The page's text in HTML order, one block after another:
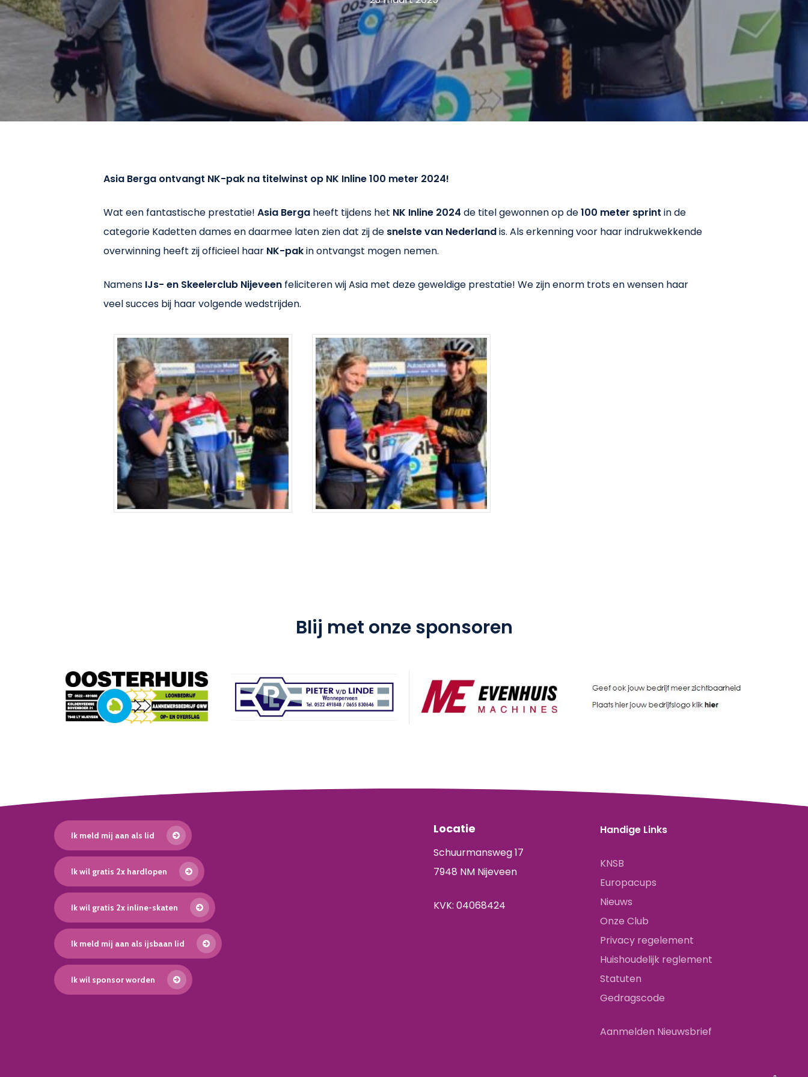
Asia Berga ontvangt NK-pak na titelwinst op NK Inline 100 meter 2024!
Wat een fantastische prestatie! Asia Berga heeft tijdens het NK Inline 2024 de titel gewonnen op de100 meter sprint in de
categorie Kadetten dames en daarmee laten zien dat zij de snelste van Nederlandis. Als erkenning voor haar indrukwekkende
overwinning heeft zij officieel haar NK-pakin ontvangst mogen nemen.
Namens IJs- en Skeelerclub Nijeveen feliciteren wij Asia met deze geweldige prestatie! We zijn enorm trots en wensen haar
veel succes bij haar volgende wedstrijden.
Blij met onze sponsoren
Ik meld mij aan als lid
Ik wil gratis 2x hardlopen
Ik wil gratis 2x inline-skaten
Ik meld mij aan als ijsbaan lid
Ik wil sponsor worden
Locatie
Schuurmansweg 17
7948 NM Nijeveen
KVK: 04068424
Handige Links
KNSB
Europacups
Nieuws
Onze Club
Privacy regelement
Huishoudelijk reglement
Statuten
Gedragscode
Aanmelden Nieuwsbrief